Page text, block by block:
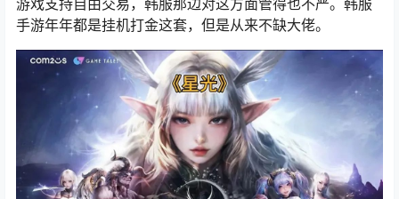
模……懂的都懂，“Q弹”视觉效果拉满！
游戏支持自由交易，韩服那边对这方面管得也不严。韩服
手游年年都是挂机打金这套，但是从来不缺大佬。